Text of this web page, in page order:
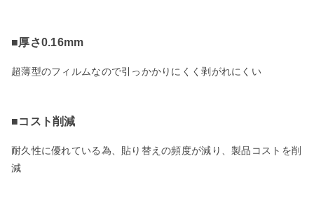
■厚さ0.16mm
超薄型のフィルムなので引っかかりにくく剥がれにくい
■コスト削減
耐久性に優れている為、貼り替えの頻度が減り、製品コストを削
減